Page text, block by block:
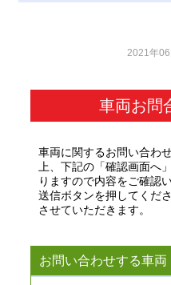
2021年
車両お問
車両に関するお問い合わ
上、下記の「確認画面へ
りますので内容をご確認
送信ボタンを押してくだ
させていただきます。
お問い合わせする車両